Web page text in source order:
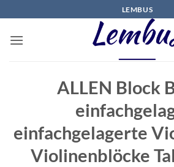
Inhalt
springen
LEMBUS
ALLEN Block
einfachgelagerte
Violinenblöcke